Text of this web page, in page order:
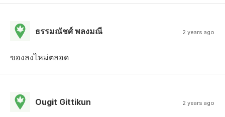
ธรรมณัชศ์ พลงมณี 2 years ago
ของลงไหม่ตลอด
Ougit Gittikun 2 years ago